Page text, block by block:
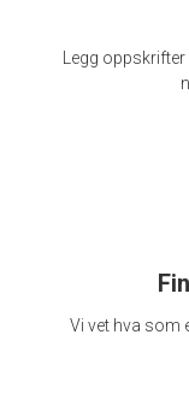
Legg
Vi vet hva som